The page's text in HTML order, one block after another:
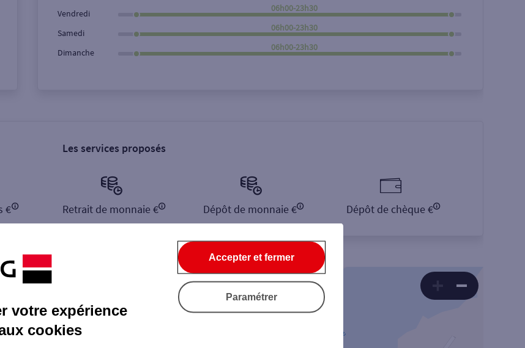
Vendredi
06h00-23h30
Samedi
06h00-23h30
Dimanche
06h00-23h30
Les services proposés
€ Retrait de monnaie € Dépôt de monnaie € Dépôt de chèque €
votre expérience
cookies
Accepter et fermer
Paramétrer